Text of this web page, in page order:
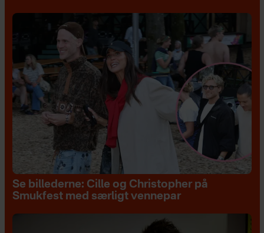
Se billederne: Cille og Christopher på
Smukfest med særligt vennepar